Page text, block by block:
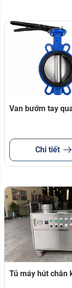
Van bướm tay
Chi tiết
Tủ máy hút chân